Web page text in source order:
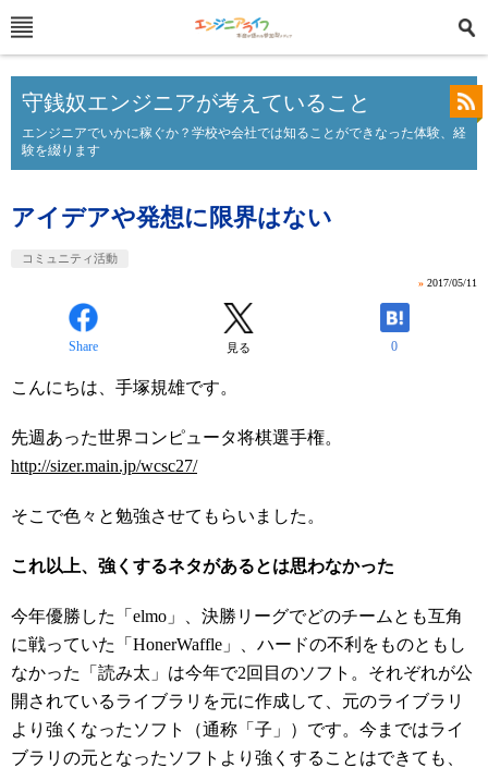
守銭奴エンジニアが考えていること
エンジニアでいかに稼ぐか？学校や会社では知ることができなった体験、経
験を綴ります
アイデアや発想に限界はない
コミュニティ活動
» 2017/05/11
Share 見る 0
こんにちは、手塚規雄です。
先週あった世界コンピュータ将棋選手権。
http://sizer.main.jp/wcsc27/
そこで色々と勉強させてもらいました。
これ以上、強くするネタがあるとは思わなかった
今年優勝した「elmo」、決勝リーグでどのチームとも互角
に戦っていた「HonerWaffle」、ハードの不利をものともし
なかった「読み太」は今年で2回目のソフト。それぞれが公
開されているライブラリを元に作成して、元のライブラリ
より強くなったソフト（通称「子」）です。今まではライ
ブラリの元となったソフトより強くすることはできても、